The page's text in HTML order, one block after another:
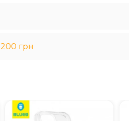
200 грн